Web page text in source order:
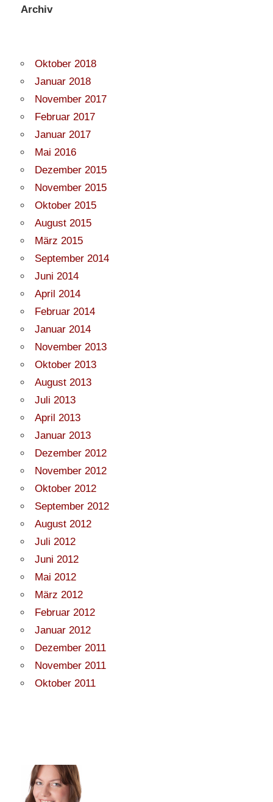
Archiv
Oktober 2018
Januar 2018
November 2017
Februar 2017
Januar 2017
Mai 2016
Dezember 2015
November 2015
Oktober 2015
August 2015
März 2015
September 2014
Juni 2014
April 2014
Februar 2014
Januar 2014
November 2013
Oktober 2013
August 2013
Juli 2013
April 2013
Januar 2013
Dezember 2012
November 2012
Oktober 2012
September 2012
August 2012
Juli 2012
Juni 2012
Mai 2012
März 2012
Februar 2012
Januar 2012
Dezember 2011
November 2011
Oktober 2011